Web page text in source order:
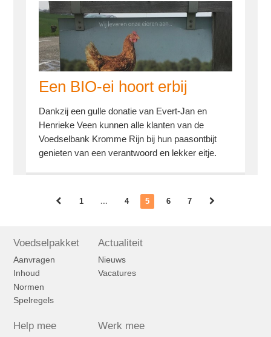
Een BIO-ei hoort erbij
Dankzij een gulle donatie van Evert-Jan en
Henrieke Veen kunnen alle klanten van de
Voedselbank Kromme Rijn bij hun paasontbijt
genieten van een verantwoord en lekker eitje.
1 ... 4 5 6 7
Voedselpakket
Aanvragen
Inhoud
Normen
Spelregels
Actualiteit
Nieuws
Vacatures
Help mee Werk mee